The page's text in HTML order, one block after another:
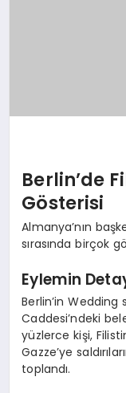
Berlin’de
Gösterisi
Almanya’nın
sırasında birçok
Eylemin
Berlin’in
Caddesi’ndeki
yüzlerce kişi,
Gazze’ye
toplandı.